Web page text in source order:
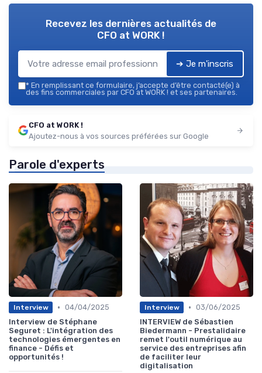
Recevez les dernières actualités de
CFO at WORK !
➔ Je m'inscris
* En remplissant ce formulaire, j’accepte d’être contacté(e) à
des fins commerciales par CFO at WORK ! et ses partenaires.
CFO at WORK !
Ajoutez-nous à vos sources préférées sur Google
Parole d'experts
Interview • 04/04/2025
Interview de Stéphane
Seguret : L'intégration des
technologies émergentes en
finance - Défis et
opportunités !
Interview • 03/06/2025
INTERVIEW de Sébastien
Biedermann - Prestalidaire
remet l'outil numérique au
service des entreprises afin
de faciliter leur
digitalisation